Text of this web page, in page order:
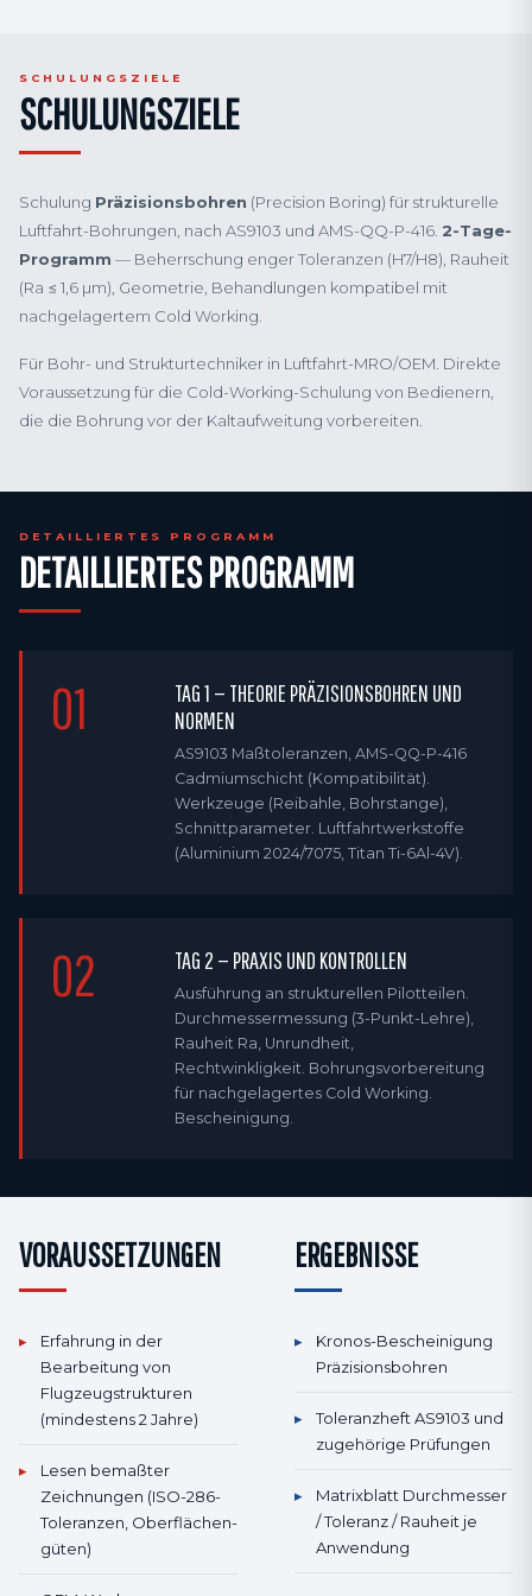
SCHULUNGSZIELE
SCHULUNGSZIELE
Schulung Präzisionsbohren (Precision Boring) für strukturelle
Luftfahrt-Bohrungen, nach AS9103 und AMS-QQ-P-416. 2-Tage-
Programm — Beherrschung enger Toleranzen (H7/H8), Rauheit
(Ra ≤ 1,6 µm), Geometrie, Behandlungen kompatibel mit
nachgelagertem Cold Working.
Für Bohr- und Strukturtechniker in Luftfahrt-MRO/OEM. Direkte
Voraussetzung für die Cold-Working-Schulung von Bedienern,
die die Bohrung vor der Kaltaufweitung vorbereiten.
DETAILLIERTES PROGRAMM
DETAILLIERTES PROGRAMM
01
TAG 1 — THEORIE PRÄZISIONSBOHREN UND
NORMEN
AS9103 Maßtoleranzen, AMS-QQ-P-416
Cadmiumschicht (Kompatibilität).
Werkzeuge (Reibahle, Bohrstange),
Schnittparameter. Luftfahrtwerkstoffe
(Aluminium 2024/7075, Titan Ti-6Al-4V).
02 TAG 2 — PRAXIS UND KONTROLLEN
Ausführung an strukturellen Pilotteilen.
Durchmesser­messung (3-Punkt-Lehre),
Rauheit Ra, Unrundheit,
Rechtwinkligkeit. Bohrungs­vorbereitung
für nachgelagertes Cold Working.
Bescheinigung.
VORAUSSETZUNGEN
▸
Erfahrung in der
Bearbeitung von
Flugzeug­strukturen
(mindestens 2 Jahre)
▸
Lesen bemaßter
Zeichnungen (ISO-286-
Toleranzen, Oberflächen­
güten)
ERGEBNISSE
▸
Kronos-Bescheinigung
Präzisionsbohren
▸
Toleranzheft AS9103 und
zugehörige Prüfungen
▸
Matrixblatt Durchmesser
/ Toleranz / Rauheit je
Anwendung